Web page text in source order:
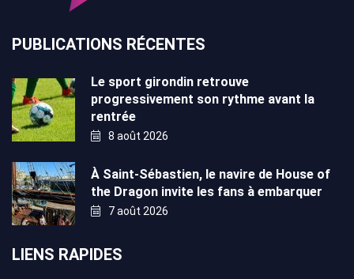
PUBLICATIONS RÉCENTES
Le sport girondin retrouve
progressivement son rythme avant la
rentrée
8 août 2026
À Saint-Sébastien, le navire de House of
the Dragon invite les fans à embarquer
7 août 2026
LIENS RAPIDES